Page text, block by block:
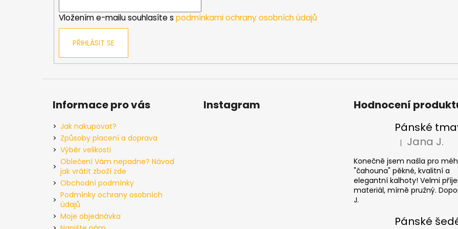
Vložením e-mailu souhlasíte s podmínkami ochrany osobních údajů
PŘIHLÁSIT SE
Informace pro vás
Jak nakupovat?
Způsoby placení a doprava
Výběr velikosti
Oblečení Vám nepadne? Návod
jak vrátit zboží zde
Obchodní podmínky
Podmínky ochrany osobních
údajů
Moje objednávka
Instagram
Hodnocení
Hodnocení
| Jana J.
Konečně jsem našla pro
"čahouna" pěkné, kvalitní a
elegantní kalhoty! Velmi
materiál, mírně pružný.
J.